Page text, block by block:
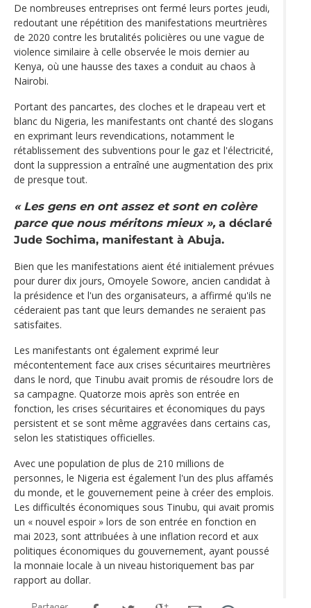
De nombreuses entreprises ont fermé leurs portes jeudi,
redoutant une répétition des manifestations meurtrières
de 2020 contre les brutalités policières ou une vague de
violence similaire à celle observée le mois dernier au
Kenya, où une hausse des taxes a conduit au chaos à
Nairobi.
Portant des pancartes, des cloches et le drapeau vert et
blanc du Nigeria, les manifestants ont chanté des slogans
en exprimant leurs revendications, notamment le
rétablissement des subventions pour le gaz et l'électricité,
dont la suppression a entraîné une augmentation des prix
de presque tout.
« Les gens en ont assez et sont en colère
parce que nous méritons mieux », a déclaré
Jude Sochima, manifestant à Abuja.
Bien que les manifestations aient été initialement prévues
pour durer dix jours, Omoyele Sowore, ancien candidat à
la présidence et l'un des organisateurs, a affirmé qu'ils ne
céderaient pas tant que leurs demandes ne seraient pas
satisfaites.
Les manifestants ont également exprimé leur
mécontentement face aux crises sécuritaires meurtrières
dans le nord, que Tinubu avait promis de résoudre lors de
sa campagne. Quatorze mois après son entrée en
fonction, les crises sécuritaires et économiques du pays
persistent et se sont même aggravées dans certains cas,
selon les statistiques officielles.
Avec une population de plus de 210 millions de
personnes, le Nigeria est également l'un des plus affamés
du monde, et le gouvernement peine à créer des emplois.
Les difficultés économiques sous Tinubu, qui avait promis
un « nouvel espoir » lors de son entrée en fonction en
mai 2023, sont attribuées à une inflation record et aux
politiques économiques du gouvernement, ayant poussé
la monnaie locale à un niveau historiquement bas par
rapport au dollar.